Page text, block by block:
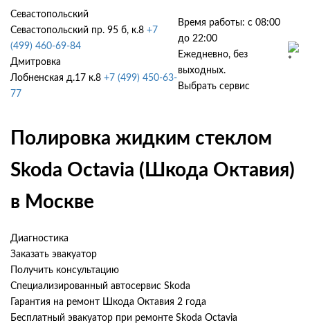
Севастопольский
Севастопольский пр. 95 б, к.8 +7
(499) 460-69-84
Дмитровка
Лобненская д.17 к.8 +7 (499) 450-63-
77
Время работы: с 08:00
до 22:00
Ежедневно, без
выходных.
Выбрать сервис
Полировка жидким стеклом
Skoda Octavia (Шкода Октавия)
в Москве
Диагностика
Заказать эвакуатор
Получить консультацию
Специализированный автосервис Skoda
Гарантия на ремонт Шкода Октавия 2 года
Бесплатный эвакуатор при ремонте Skoda Octavia